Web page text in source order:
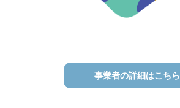
事業者の詳細はこちら